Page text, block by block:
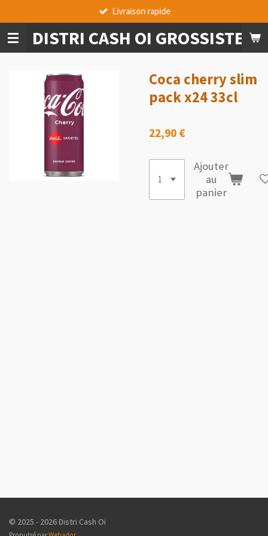
au
contenu
principal
DISTRI CASH OI GROSSISTE
Livraison rapide
Coca cherry slim
pack x24 33cl
22,90 €
Ajouter
au
panier
© 2025 - 2026 Distri Cash Oi